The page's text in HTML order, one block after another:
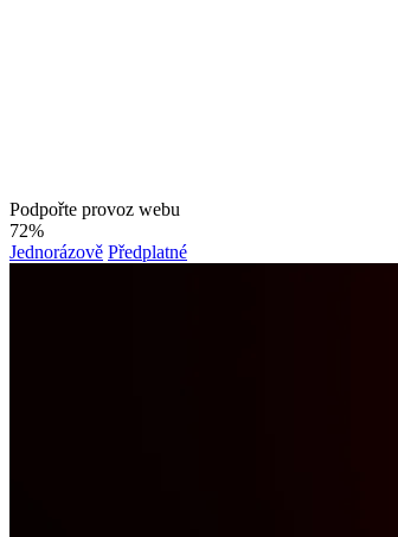
Podpořte provoz webu
72%
Jednorázově Předplatné